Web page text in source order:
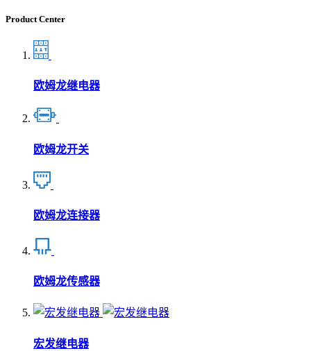
Product Center
欧姆龙继电器
欧姆龙开关
欧姆龙连接器
欧姆龙传感器
宏发继电器